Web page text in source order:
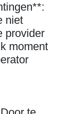
niet
provider
moment